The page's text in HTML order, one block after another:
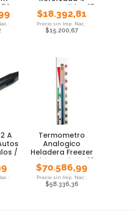
Bocas Medidas 17
19 21 23
$18.392,81
$15.200,67
A
/
Termometro
Analogico
Heladera Freezer
Refrigeracion X 10
Uni
$70.586,99
$58.336,36